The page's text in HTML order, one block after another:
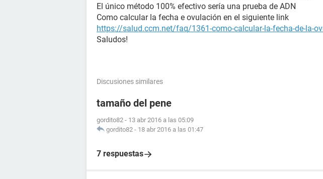
El único método 100% efectivo sería una prueba de ADN
Como calcular la fecha e ovulación en el siguiente link
https://salud.ccm.net/faq/1361-como-calcular-la-fecha-de-la-
Saludos!
Discusiones similares
tamaño del pene
gordito82 - 13 abr 2016 a las 05:09
gordito82 - 18 abr 2016 a las 01:47
7 respuestas